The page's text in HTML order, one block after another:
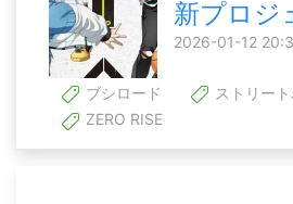
新プロジ
2026-01-12
ブシロード
ストリー
ZERO RISE